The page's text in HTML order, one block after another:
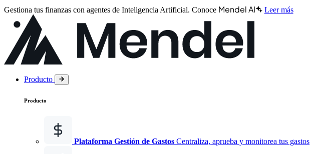
Gestiona tus finanzas con agentes de Inteligencia Artificial. Conoce Mendel AI Leer más
Producto
Producto
Plataforma Gestión de Gastos Centraliza, aprueba y monitorea tus gastos